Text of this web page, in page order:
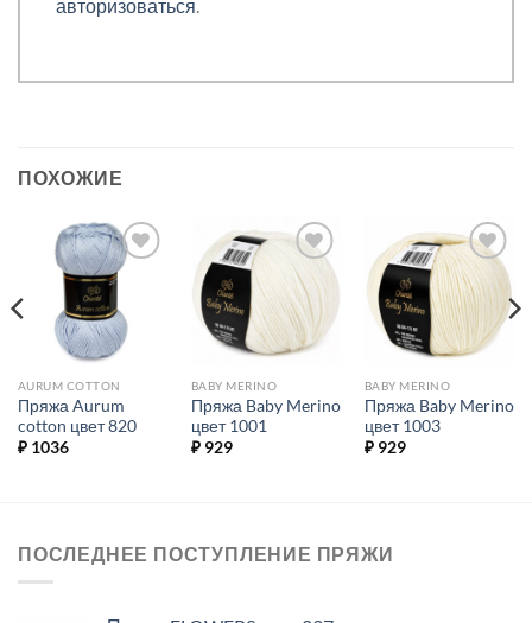
авторизоваться.
ПОХОЖИЕ
Добавить в
избранное.
AURUM COTTON
Пряжа Aurum
cotton цвет 820
₽1036
Добавить в
избранное.
BABY MERINO
Пряжа Baby Merino
цвет 1001
₽929
Добавить в
избранное.
BABY MERINO
Пряжа Baby Merino
цвет 1003
₽929
ПОСЛЕДНЕЕ ПОСТУПЛЕНИЕ ПРЯЖИ